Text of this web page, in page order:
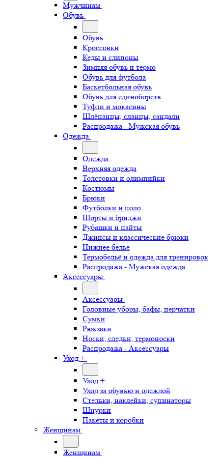
Мужчинам
Обувь
Обувь
Кроссовки
Кеды и слипоны
Зимняя обувь и термо
Обувь для футбола
Баскетбольная обувь
Обувь для единоборств
Туфли и мокасины
Шлёпанцы, сланцы, сандали
Распродажа - Мужская обувь
Одежда
Одежда
Верхняя одежда
Толстовки и олимпийки
Костюмы
Брюки
Футболки и поло
Шорты и бриджи
Рубашки и пайты
Джинсы и классические брюки
Нижнее белье
Термобельё и одежда для тренировок
Распродажа - Мужская одежда
Аксессуары
Аксессуары
Головные уборы, бафы, перчатки
Сумки
Рюкзаки
Носки, следки, термоноски
Распродажа - Аксессуары
Уход +
Уход +
Уход за обувью и одеждой
Стельки, наклейки, супинаторы
Шнурки
Пакеты и коробки
Женщинам
Женщинам